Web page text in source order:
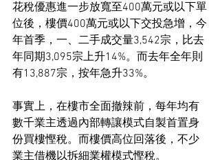
花稅優惠進一步放寬至400萬元或以下單
位後，樓價400萬元或以下交投急增，今
年首季，一、二手成交量3,542宗，比去
年同期3,095宗上升14%。而去年全年則
有13,887宗，按年急升33%。
事實上，在樓市全面撤辣前，每年均有
數千業主透過內部轉讓模式自製首置身
份買樓慳稅。而樓價高位回落後，不少
業主借機以拆細業權模式慳稅。